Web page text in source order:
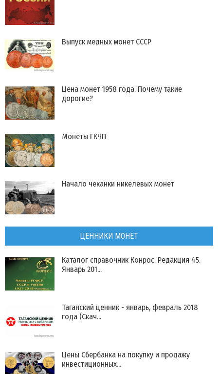
Выпуск медных монет СССР
Цена монет 1958 года. Почему такие
дорогие?
Монеты ГКЧП
Начало чеканки никелевых монет
ЦЕННИКИ МОНЕТ
Каталог справочник Конрос. Редакция 45.
Январь 201...
Таганский ценник - январь, февраль 2018
года (Скач...
Цены Сбербанка на покупку и продажу
инвестиционных...